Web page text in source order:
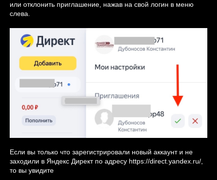
или отклонить приглашение, нажав на свой логин в меню
слева.
Если вы только что зарегистрировали новый аккаунт и не
заходили в Яндекс Директ по адресу https://direct.yandex.ru/
то вы увидите